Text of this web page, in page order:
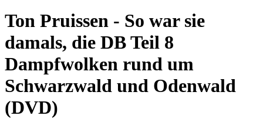
Ton Pruissen - So war sie
damals, die DB Teil 8
Dampfwolken rund um
Schwarzwald und Odenwald
(DVD)